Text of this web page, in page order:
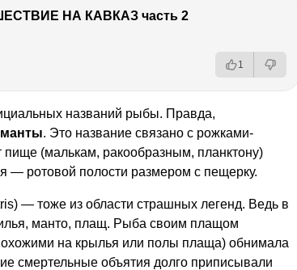
НА КАВКАЗ часть 2
1
названий рыбы. Правда,
манты. Это название связано с рожками-
(малькам, ракообразным, планктону)
— ротовой полости размером с пещерку.
— тоже из области страшных легенд. Ведь в
манто, плащ. Рыба своим плащом
на крылья или полы плаща) обнимала
смертельные объятия долго приписывали